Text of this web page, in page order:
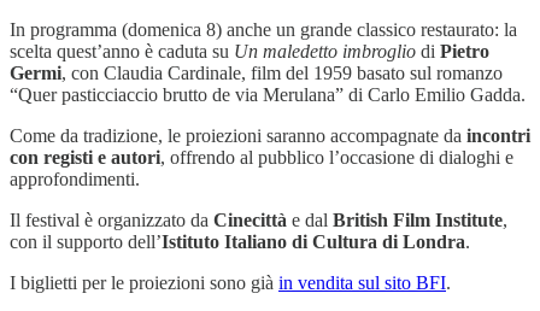
In programma (domenica 8) anche un grande classico restaurato: la
scelta quest’anno è caduta su Un maledetto imbroglio di Pietro
Germi, con Claudia Cardinale, film del 1959 basato sul romanzo
“Quer pasticciaccio brutto de via Merulana” di Carlo Emilio Gadda.
Come da tradizione, le proiezioni saranno accompagnate da incontri
con registi e autori, offrendo al pubblico l’occasione di dialoghi e
approfondimenti.
Il festival è organizzato da Cinecittà e dal British Film Institute,
con il supporto dell’Istituto Italiano di Cultura di Londra.
I biglietti per le proiezioni sono già in vendita sul sito BFI.